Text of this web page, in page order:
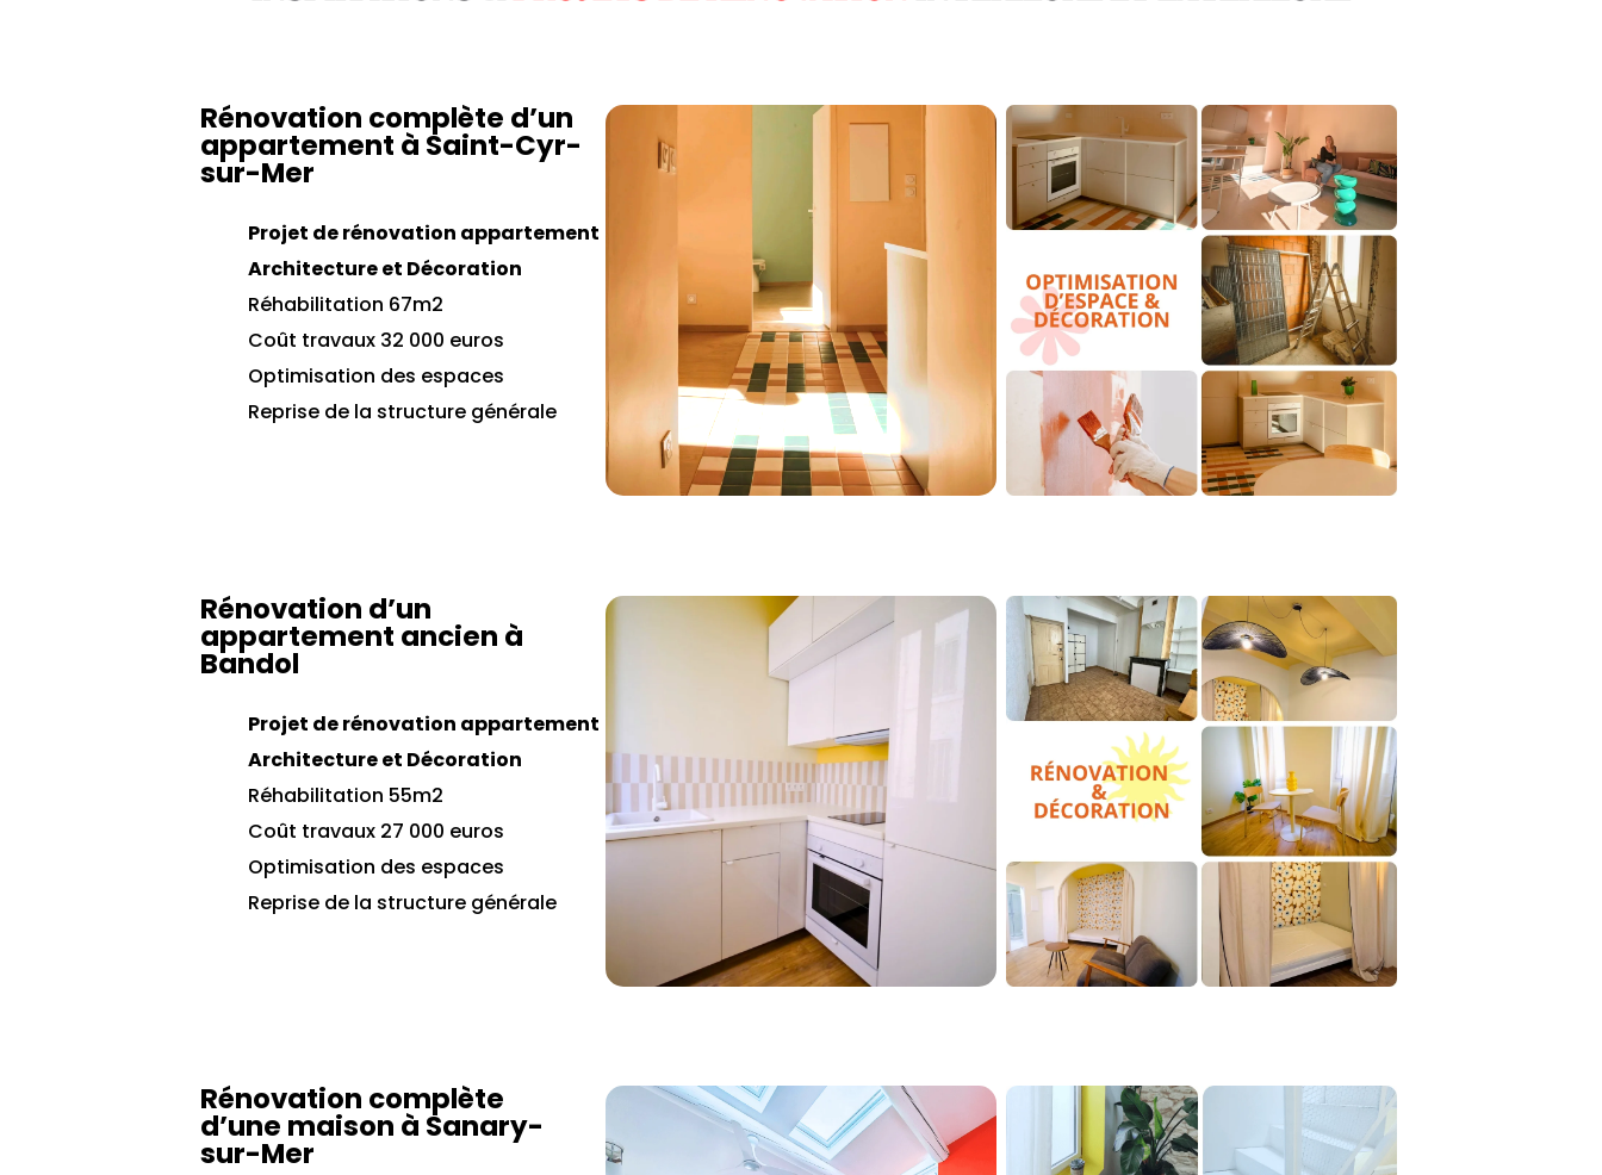
Rénovation complète d’un
appartement à Saint-Cyr-
sur-Mer
Projet de rénovation appartement
Architecture et Décoration
Réhabilitation 67m2
Coût travaux 32 000 euros
Optimisation des espaces
Reprise de la structure générale
Rénovation d’un
appartement ancien à
Bandol
Projet de rénovation appartement
Architecture et Décoration
Réhabilitation 55m2
Coût travaux 27 000 euros
Optimisation des espaces
Reprise de la structure générale
Rénovation complète
d’une maison à Sanary-
sur-Mer